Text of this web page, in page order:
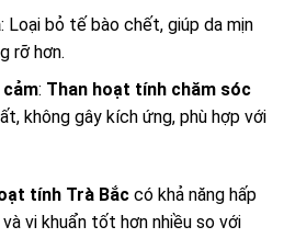
: Loại bỏ tế bào chết, giúp da mịn
rỡ hơn.
: Than hoạt tính chăm sóc
không gây kích ứng, phù hợp với
tính Trà Bắc có khả năng hấp
vi khuẩn tốt hơn nhiều so với